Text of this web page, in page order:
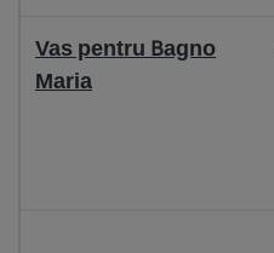
Vas pentru Bagno
Maria